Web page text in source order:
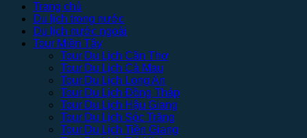
Trang chủ
Du lịch trong nước
Du lịch nước ngoài
Tour Miền Tây
Tour Du Lịch Cần Thơ
Tour Du Lịch Cà Mau
Tour Du Lịch Long An
Tour Du Lịch Đồng Tháp
Tour Du Lịch Hậu Giang
Tour Du Lịch Sóc Trăng
Tour Du Lịch Tiền Giang